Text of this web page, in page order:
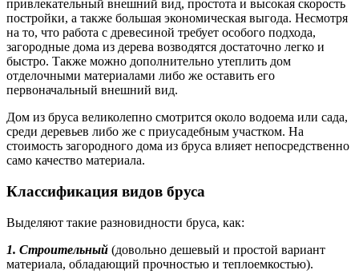
привлекательный внешний вид, простота и высокая скорость
постройки, а также большая экономическая выгода. Несмотря
на то, что работа с древесиной требует особого подхода,
загородные дома из дерева возводятся достаточно легко и
быстро. Также можно дополнительно утеплить дом
отделочными материалами либо же оставить его
первоначальный внешний вид.
Дом из бруса великолепно смотрится около водоема или сада,
среди деревьев либо же с приусадебным участком. На
стоимость загородного дома из бруса влияет непосредственно
само качество материала.
Классификация видов бруса
Выделяют такие разновидности бруса, как:
1. Строительный (довольно дешевый и простой вариант
материала, обладающий прочностью и теплоемкостью).